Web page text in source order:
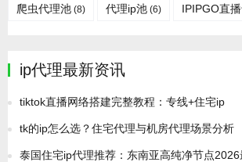
爬虫代理池 (8) 代理ip池 (6) IPIPGO直
ip代理最新资讯
tiktok直播网络搭建完整教程：专线+住宅ip
tk的ip怎么选？住宅代理与机房代理场景分析
泰国住宅ip代理推荐：东南亚高纯净节点